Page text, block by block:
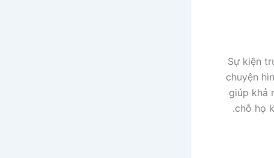
Sự kiện
chuyện
giúp khả
chỗ họ